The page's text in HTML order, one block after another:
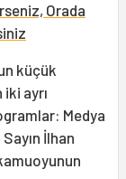
Orada
küçük
ayrı
Medya
İlhan